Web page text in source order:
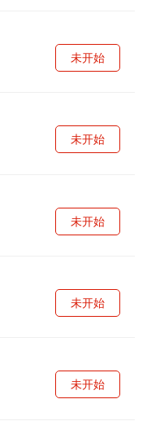
未开始
未开始
未开始
未开始
未开始